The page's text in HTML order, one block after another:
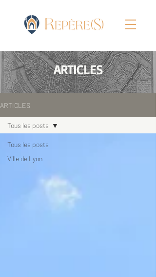
ARTICLES
ARTICLES
Tous les posts
Ville de Lyon
Tous les posts